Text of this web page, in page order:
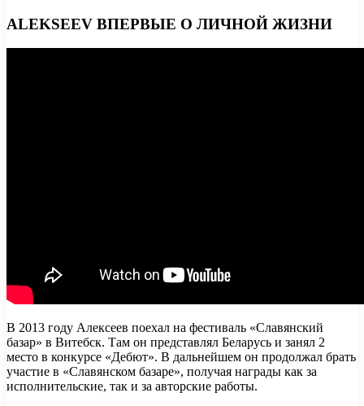
ALEKSEEV ВПЕРВЫЕ О ЛИЧНОЙ ЖИЗНИ
В 2013 году Алексеев поехал на фестиваль «Славянский
базар» в Витебск. Там он представлял Беларусь и занял 2
место в конкурсе «Дебют». В дальнейшем он продолжал брать
участие в «Славянском базаре», получая награды как за
исполнительские, так и за авторские работы.